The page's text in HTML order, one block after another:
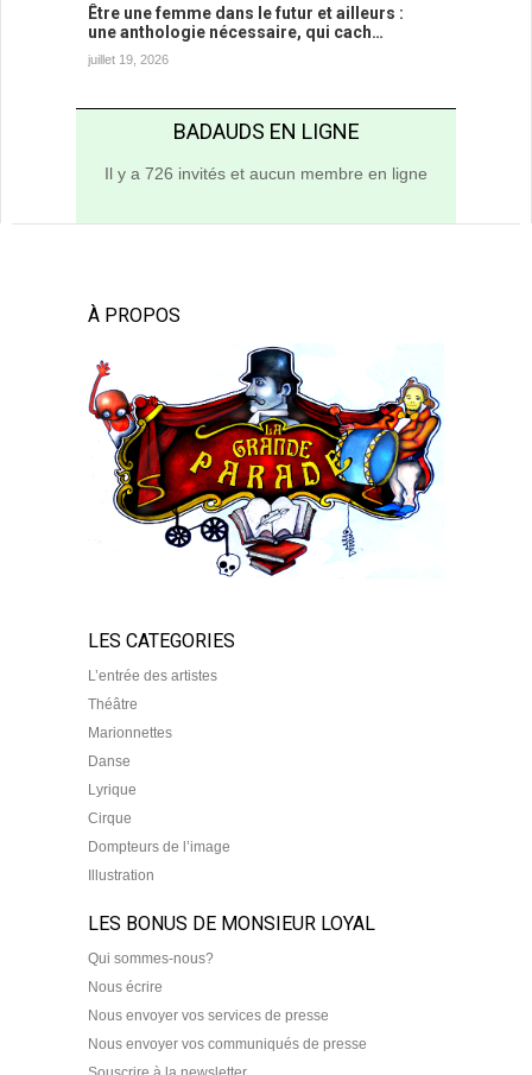
Être une femme dans le futur et ailleurs :
une anthologie nécessaire, qui cach…
juillet 19, 2026
BADAUDS EN LIGNE
Il y a 726 invités et aucun membre en ligne
À PROPOS
LES CATEGORIES
L’entrée des artistes
Théâtre
Marionnettes
Danse
Lyrique
Cirque
Dompteurs de l’image
Illustration
LES BONUS DE MONSIEUR LOYAL
Qui sommes-nous?
Nous écrire
Nous envoyer vos services de presse
Nous envoyer vos communiqués de presse